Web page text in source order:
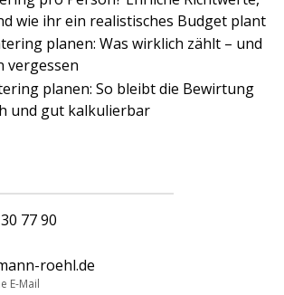
wie ihr ein realistisches Budget plant
planen: Was wirklich zählt – und
vergessen
planen: So bleibt die Bewirtung
und gut kalkulierbar
77 90
roehl.de
E-Mail